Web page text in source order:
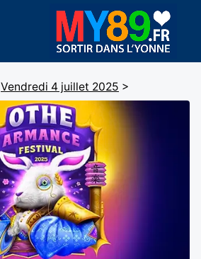
Vendredi 4 juillet 2025 >